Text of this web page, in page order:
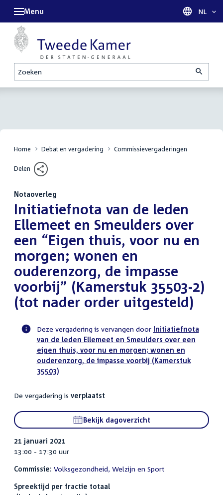
Zoeken
Menu Taal
NL
Home Debat en vergadering Commissievergaderingen
Delen
Notaoverleg
:Initiatiefnota van de leden
Ellemeet en Smeulders over
een “Eigen thuis, voor nu en
morgen; wonen en
ouderenzorg, de impasse
voorbij” (Kamerstuk 35503-2)
(tot nader order uitgesteld)
Voortgangsstatus
commissie
activiteit
Deze vergadering is vervangen door Initiatiefnota
van de leden Ellemeet en Smeulders over een
eigen thuis, voor nu en morgen; wonen en
ouderenzorg, de impasse voorbij (Kamerstuk
35503)
De vergadering is verplaatst
Bekijk dagoverzicht
21 januari 2021
13:00 - 17:30 uur
Commissie: Volksgezondheid, Welzijn en Sport
Spreektijd per fractie totaal